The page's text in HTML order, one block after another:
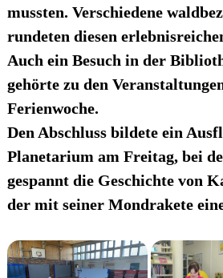
mussten. Verschiedene
rundeten diesen
Auch ein Besuch in der
gehörte zu den
Ferienwoche.
Den Abschluss bildete ein
Planetarium am Freitag, bei
gespannt die Geschichte von
der mit seiner Mondrakete